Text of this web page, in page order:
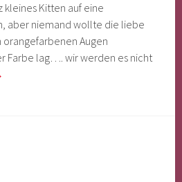
kleines Kitten auf eine
aber niemand wollte die liebe
Augen
Farbe lag…. wir werden es nicht